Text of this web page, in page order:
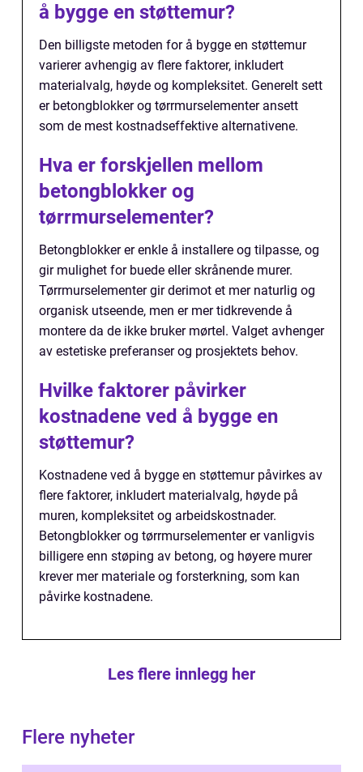
å bygge en støttemur?
Den billigste metoden for å bygge en støttemur
varierer avhengig av flere faktorer, inkludert
materialvalg, høyde og kompleksitet. Generelt sett
er betongblokker og tørrmurselementer ansett
som de mest kostnadseffektive alternativene.
Hva er forskjellen mellom
betongblokker og
tørrmurselementer?
Betongblokker er enkle å installere og tilpasse, og
gir mulighet for buede eller skrånende murer.
Tørrmurselementer gir derimot et mer naturlig og
organisk utseende, men er mer tidkrevende å
montere da de ikke bruker mørtel. Valget avhenger
av estetiske preferanser og prosjektets behov.
Hvilke faktorer påvirker
kostnadene ved å bygge en
støttemur?
Kostnadene ved å bygge en støttemur påvirkes av
flere faktorer, inkludert materialvalg, høyde på
muren, kompleksitet og arbeidskostnader.
Betongblokker og tørrmurselementer er vanligvis
billigere enn støping av betong, og høyere murer
krever mer materiale og forsterkning, som kan
påvirke kostnadene.
Les flere innlegg her
Flere nyheter